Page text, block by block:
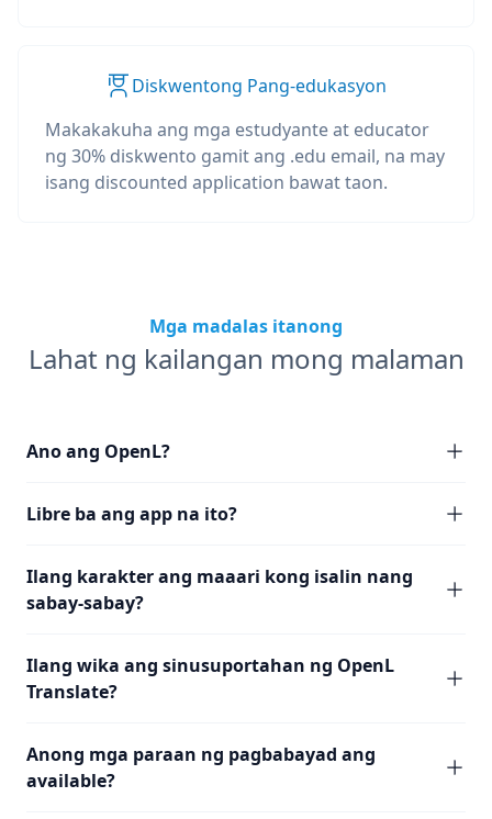
Diskwentong Pang-edukasyon
Makakakuha ang mga estudyante at educator
ng 30% diskwento gamit ang .edu email, na may
isang discounted application bawat taon.
Mga madalas itanong
Lahat ng kailangan mong malaman
Ano ang OpenL?
Libre ba ang app na ito?
Ilang karakter ang maaari kong isalin nang
sabay-sabay?
Ilang wika ang sinusuportahan ng OpenL
Translate?
Anong mga paraan ng pagbabayad ang
available?